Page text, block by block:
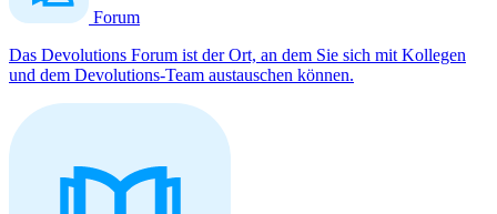
Forum
Das Devolutions Forum ist der Ort, an dem Sie sich mit Kollegen
und dem Devolutions-Team austauschen können.